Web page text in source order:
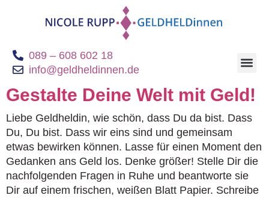
089 – 608 602 18
info@geldheldinnen.de
Gestalte Deine Welt mit Geld!
Liebe Geldheldin, wie schön, dass Du da bist. Dass
Du, Du bist. Dass wir eins sind und gemeinsam
etwas bewirken können. Lasse für einen Moment den
Gedanken ans Geld los. Denke größer! Stelle Dir die
nachfolgenden Fragen in Ruhe und beantworte sie
Dir auf einem frischen, weißen Blatt Papier. Schreibe